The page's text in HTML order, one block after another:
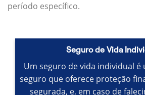
período específico.
Seguro de Vida
Um seguro de vida individual
seguro que oferece proteção
segurada, e, em caso de